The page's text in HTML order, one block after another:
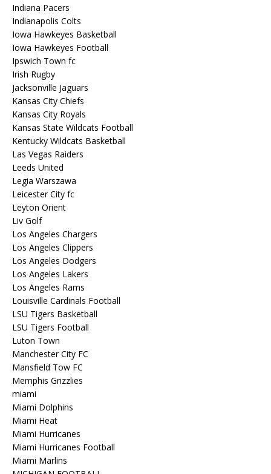
Indiana Pacers
Indianapolis Colts
Iowa Hawkeyes Basketball
Iowa Hawkeyes Football
Ipswich Town fc
Irish Rugby
Jacksonville Jaguars
Kansas City Chiefs
Kansas City Royals
Kansas State Wildcats Football
Kentucky Wildcats Basketball
Las Vegas Raiders
Leeds United
Legia Warszawa
Leicester City fc
Leyton Orient
Liv Golf
Los Angeles Chargers
Los Angeles Clippers
Los Angeles Dodgers
Los Angeles Lakers
Los Angeles Rams
Louisville Cardinals Football
LSU Tigers Basketball
LSU Tigers Football
Luton Town
Manchester City FC
Mansfield Tow FC
Memphis Grizzlies
miami
Miami Dolphins
Miami Heat
Miami Hurricanes
Miami Hurricanes Football
Miami Marlins